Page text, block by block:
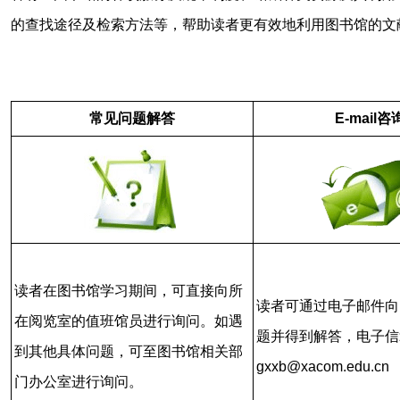
的查找途径及检索方法等，帮助读者更有效地利用图书馆的文
常见问题解答 E-mail咨
读者在图书馆学习期间，可直接向所
在阅览室的值班馆员进行询问。如遇
到其他具体问题，可至图书馆相关部
门办公室进行询问。
读者可通过电子邮件
题并得到解答，电子
gxxb@xacom.edu.cn